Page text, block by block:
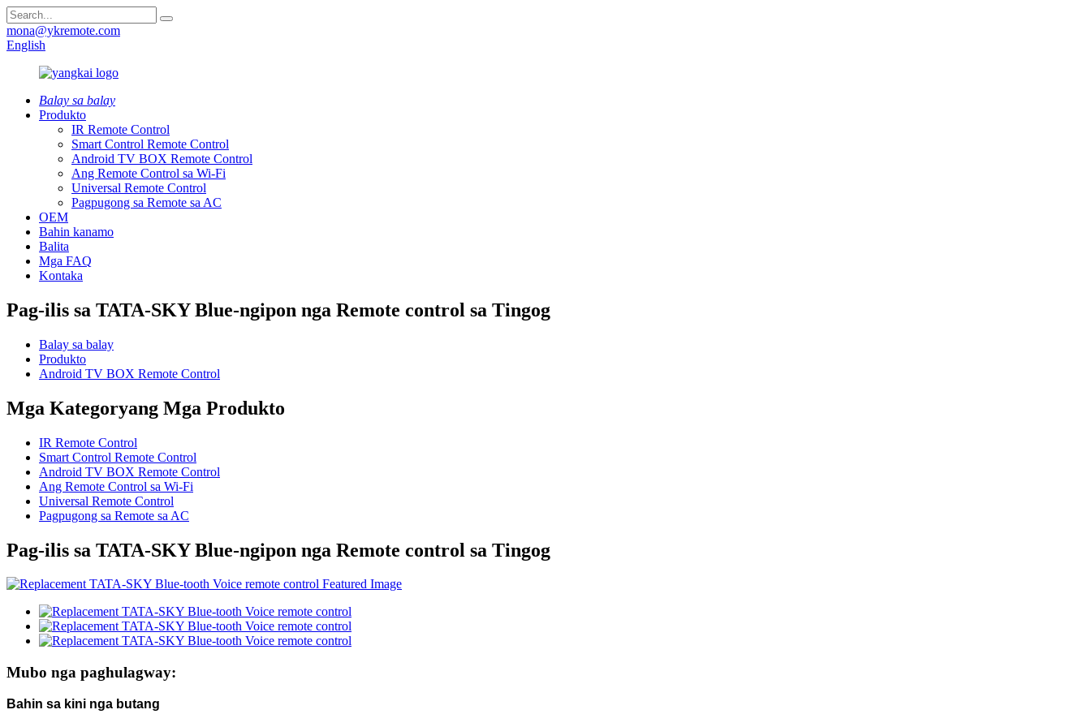
mona@ykremote.com
English
Balay sa balay
Produkto
IR Remote Control
Smart Control Remote Control
Android TV BOX Remote Control
Ang Remote Control sa Wi-Fi
Universal Remote Control
Pagpugong sa Remote sa AC
OEM
Bahin kanamo
Balita
Mga FAQ
Kontaka
Pag-ilis sa TATA-SKY Blue-ngipon nga Remote control sa Tingog
Balay sa balay
Produkto
Android TV BOX Remote Control
Mga Kategoryang Mga Produkto
IR Remote Control
Smart Control Remote Control
Android TV BOX Remote Control
Ang Remote Control sa Wi-Fi
Universal Remote Control
Pagpugong sa Remote sa AC
Pag-ilis sa TATA-SKY Blue-ngipon nga Remote control sa Tingog
Mubo nga paghulagway:
Bahin sa kini nga butang